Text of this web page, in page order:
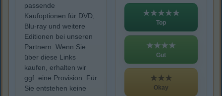
passende
Kaufoptionen für DVD,
Blu-ray und weitere
Editionen bei unseren
Partnern. Wenn Sie
über diese Links
kaufen, erhalten wir
ggf. eine Provision. Für
Sie entstehen keine
★★★★★
Top
★★★★
Gut
★★★
Okay